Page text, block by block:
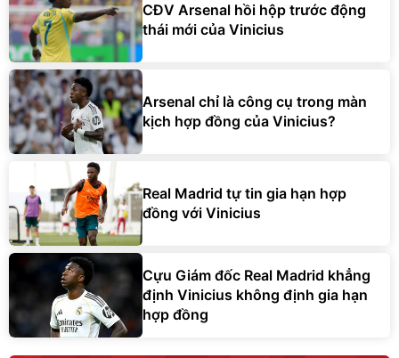
CĐV Arsenal hồi hộp trước động
thái mới của Vinicius
Arsenal chỉ là công cụ trong màn
kịch hợp đồng của Vinicius?
Real Madrid tự tin gia hạn hợp
đồng với Vinicius
Cựu Giám đốc Real Madrid khẳng
định Vinicius không định gia hạn
hợp đồng